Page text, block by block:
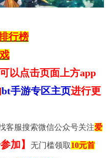
行榜
以点击页面上方app
bt手游专区主页进行更
服搜索微信公众号关注爱
加】 无门槛领取10元首